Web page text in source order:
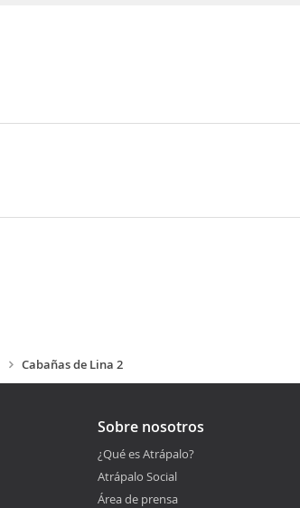
Cabañas de Lina 2
Sobre nosotros
¿Qué es Atrápalo?
Atrápalo Social
Área de prensa